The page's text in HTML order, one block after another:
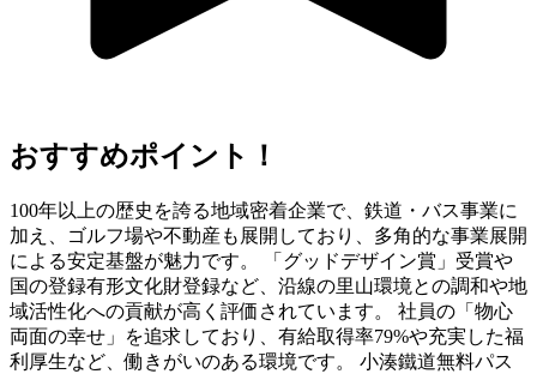
おすすめポイント！
100年以上の歴史を誇る地域密着企業で、鉄道・バス事業に
加え、ゴルフ場や不動産も展開しており、多角的な事業展開
による安定基盤が魅力です。 「グッドデザイン賞」受賞や
国の登録有形文化財登録など、沿線の里山環境との調和や地
域活性化への貢献が高く評価されています。 社員の「物心
両面の幸せ」を追求しており、有給取得率79%や充実した福
利厚生など、働きがいのある環境です。 小湊鐵道無料パス